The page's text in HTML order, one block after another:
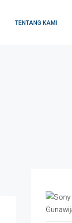
TENTANG KAMI